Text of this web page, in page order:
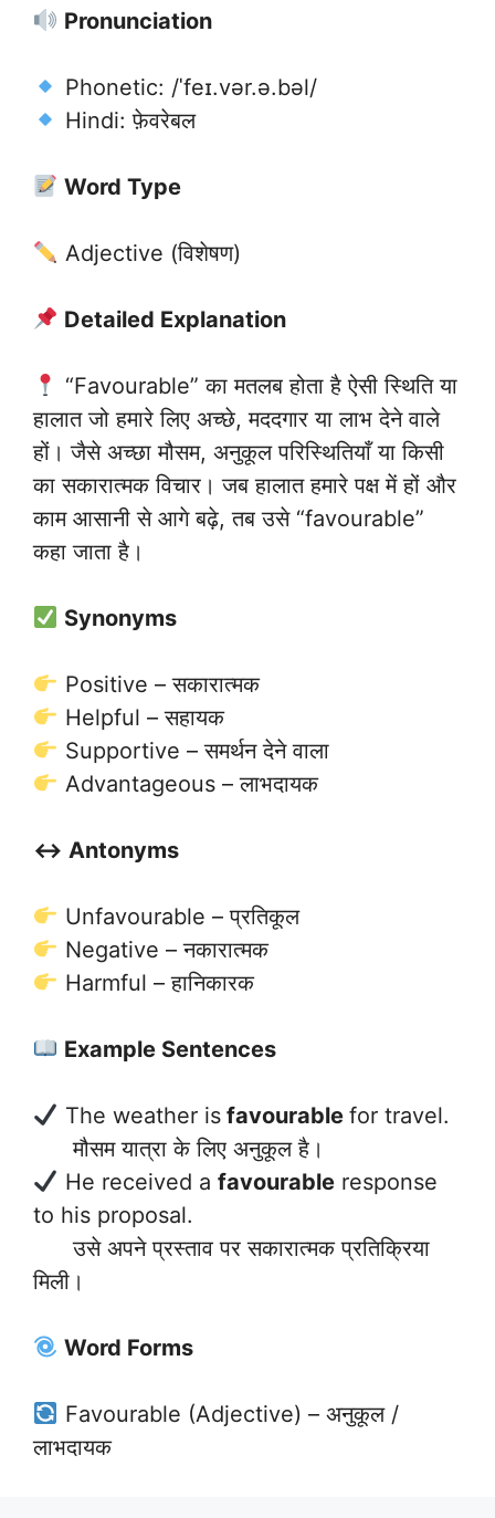
Pronunciation
Phonetic: /ˈfeɪ.vər.ə.bəl/
Hindi: फ़ेवरेबल
Word Type
Adjective (विशेषण)
Detailed Explanation
“Favourable” का मतलब होता है ऐसी स्थिति या
हालात जो हमारे लिए अच्छे, मददगार या लाभ देने वाले
हों। जैसे अच्छा मौसम, अनुकूल परिस्थितियाँ या किसी
का सकारात्मक विचार। जब हालात हमारे पक्ष में हों और
काम आसानी से आगे बढ़े, तब उसे “favourable”
कहा जाता है।
Synonyms
Positive – सकारात्मक
Helpful – सहायक
Supportive – समर्थन देने वाला
Advantageous – लाभदायक
↔️ Antonyms
Unfavourable – प्रतिकूल
Negative – नकारात्मक
Harmful – हानिकारक
Example Sentences
The weather isfavourable for travel.
मौसम यात्रा के लिए अनुकूल है।
He received a favourableresponse
to his proposal.
उसे अपने प्रस्ताव पर सकारात्मक प्रतिक्रिया
मिली।
Word Forms
Favourable (Adjective) – अनुकूल /
लाभदायक